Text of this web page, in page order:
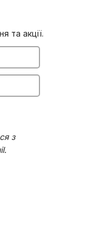
та акції.
з